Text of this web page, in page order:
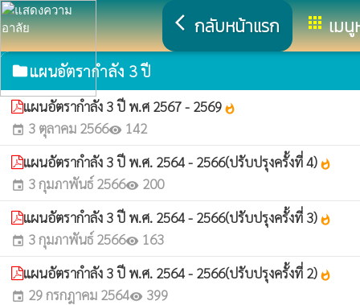
arrow_back_ios กลับหน้าแรก apps เม
folderแผนอัตรากำลัง 3 ปี
แผนอัตรากำลัง 3 ปี พ.ศ 2567 - 2569 whatshot
event 3 ตุลาคม 2566visibility 142
แผนอัตรากำลัง 3 ปี พ.ศ. 2564 - 2566(ปรับปรุงครั้งที่ 4) whatshot
event 3 กุมภาพันธ์ 2566visibility 200
แผนอัตรากำลัง 3 ปี พ.ศ. 2564 - 2566(ปรับปรุงครั้งที่ 3) whatshot
event 3 กุมภาพันธ์ 2566visibility 163
แผนอัตรากำลัง 3 ปี พ.ศ. 2564 - 2566(ปรับปรุงครั้งที่ 2) whatshot
event 29 กรกฎาคม 2564visibility 399